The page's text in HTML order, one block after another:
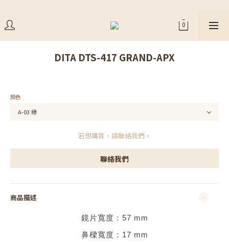
DITA DTS-417 GRAND-APX
顏色
若想購買，請聯絡我們。
聯絡我們
商品描述
鏡片寬度： 57 mm
鼻樑寬度： 17 mm